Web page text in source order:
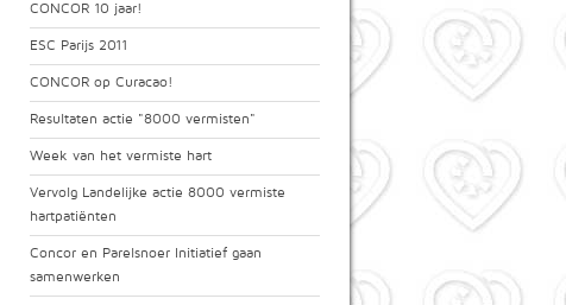
CONCOR 10 jaar!
ESC Parijs 2011
CONCOR op Curacao!
Resultaten actie "8000 vermisten"
Week van het vermiste hart
Vervolg Landelijke actie 8000 vermiste
hartpatiënten
Concor en Parelsnoer Initiatief gaan
samenwerken